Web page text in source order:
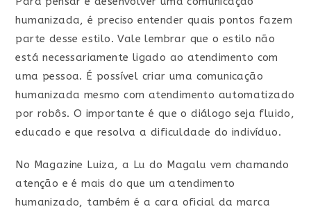
humanizada, é preciso entender quais pontos fazem
parte desse estilo. Vale lembrar que o estilo não
está necessariamente ligado ao atendimento com
uma pessoa. É possível criar uma comunicação
humanizada mesmo com atendimento automatizado
por robôs. O importante é que o diálogo seja fluido,
educado e que resolva a dificuldade do indivíduo.
No Magazine Luiza, a Lu do Magalu vem chamando
atenção e é mais do que um atendimento
humanizado, também é a cara oficial da marca